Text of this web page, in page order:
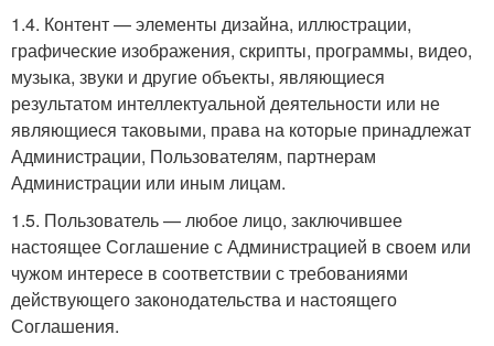
1.4. Контент — элементы дизайна, иллюстрации,
графические изображения, скрипты, программы, видео,
музыка, звуки и другие объекты, являющиеся
результатом интеллектуальной деятельности или не
являющиеся таковыми, права на которые принадлежат
Администрации, Пользователям, партнерам
Администрации или иным лицам.
1.5. Пользователь — любое лицо, заключившее
настоящее Соглашение с Администрацией в своем или
чужом интересе в соответствии с требованиями
действующего законодательства и настоящего
Соглашения.